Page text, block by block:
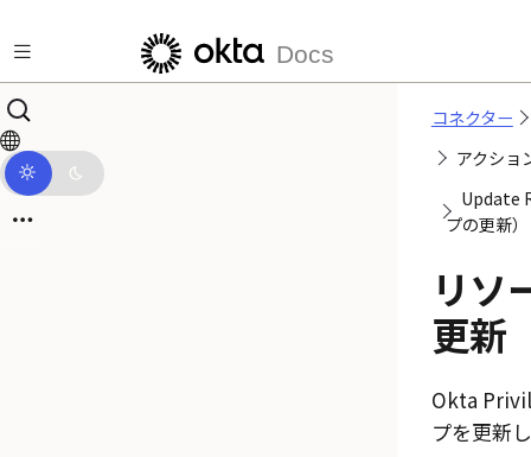
Docs
コネクター
アクショ
Update
プの更新）
リソ
更新
Okta
プを更新